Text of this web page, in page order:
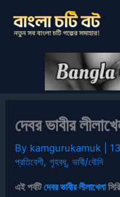
content
দেবর ভাবীর
By kamgurukamuk
প্রতিবেশী,গৃহবধূ,ভাবী/বৌদি
এই পর্বটিদেবর ভাবীর লীলাখেলা